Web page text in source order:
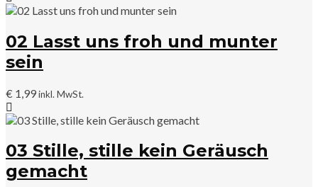
02 Lasst uns froh und munter
sein
€ 1,99inkl. MwSt.
03 Stille, stille kein Geräusch
gemacht